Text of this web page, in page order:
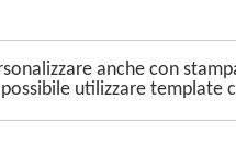
anche con
utilizzare